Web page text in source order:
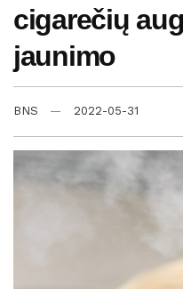
cigarečių
jaunimo
BNS 2022-05-31